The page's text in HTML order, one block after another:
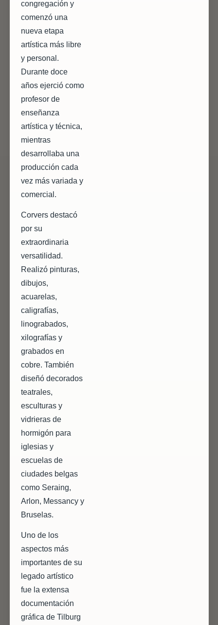
congregación y
comenzó una
nueva etapa
artística más libre
y personal.
Durante doce
años ejerció como
profesor de
enseñanza
artística y técnica,
mientras
desarrollaba una
producción cada
vez más variada y
comercial.
Corvers destacó
por su
extraordinaria
versatilidad.
Realizó pinturas,
dibujos,
acuarelas,
caligrafías,
linograbados,
xilografías y
grabados en
cobre. También
diseñó decorados
teatrales,
esculturas y
vidrieras de
hormigón para
iglesias y
escuelas de
ciudades belgas
como Seraing,
Arlon, Messancy y
Bruselas.
Uno de los
aspectos más
importantes de su
legado artístico
fue la extensa
documentación
gráfica de Tilburg